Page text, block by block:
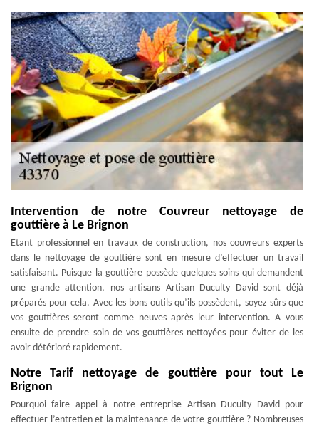
Intervention de notre Couvreur nettoyage de
gouttière à Le Brignon
Etant professionnel en travaux de construction, nos couvreurs experts
dans le nettoyage de gouttière sont en mesure d’effectuer un travail
satisfaisant. Puisque la gouttière possède quelques soins qui demandent
une grande attention, nos artisans Artisan Duculty David sont déjà
préparés pour cela. Avec les bons outils qu’ils possèdent, soyez sûrs que
vos gouttières seront comme neuves après leur intervention. A vous
ensuite de prendre soin de vos gouttières nettoyées pour éviter de les
avoir détérioré rapidement.
Notre Tarif nettoyage de gouttière pour tout Le
Brignon
Pourquoi faire appel à notre entreprise Artisan Duculty David pour
effectuer l’entretien et la maintenance de votre gouttière ? Nombreuses